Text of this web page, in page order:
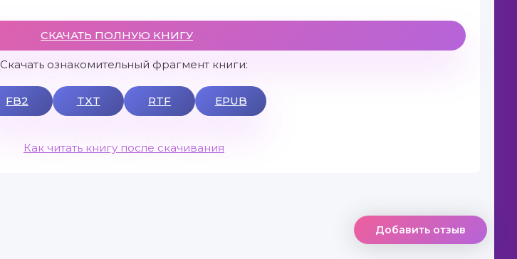
СКАЧАТЬ ПОЛНУЮ КНИГУ
Скачать ознакомительный фрагмент книги:
FB2 TXT RTF EPUB
Как читать книгу после скачивания
Добавить отзыв